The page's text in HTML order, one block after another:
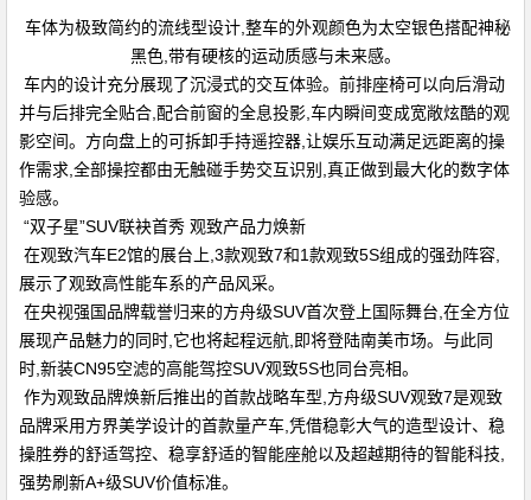
车体为极致简约的流线型设计,整车的外观颜色为太空银色搭配神秘
黑色,带有硬核的运动质感与未来感。
车内的设计充分展现了沉浸式的交互体验。前排座椅可以向后滑动
并与后排完全贴合,配合前窗的全息投影,车内瞬间变成宽敞炫酷的观
影空间。方向盘上的可拆卸手持遥控器,让娱乐互动满足远距离的操
作需求,全部操控都由无触碰手势交互识别,真正做到最大化的数字体
验感。
“双子星”SUV联袂首秀 观致产品力焕新
在观致汽车E2馆的展台上,3款观致7和1款观致5S组成的强劲阵容,
展示了观致高性能车系的产品风采。
在央视强国品牌载誉归来的方舟级SUV首次登上国际舞台,在全方位
展现产品魅力的同时,它也将起程远航,即将登陆南美市场。与此同
时,新装CN95空滤的高能驾控SUV观致5S也同台亮相。
作为观致品牌焕新后推出的首款战略车型,方舟级SUV观致7是观致
品牌采用方界美学设计的首款量产车,凭借稳彰大气的造型设计、稳
操胜券的舒适驾控、稳享舒适的智能座舱以及超越期待的智能科技,
强势刷新A+级SUV价值标准。